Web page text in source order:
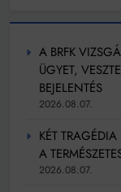
A BRFK
ÜGYET,
BEJELENTÉS
2026.08.07.
KÉT
A
2026.08.07.